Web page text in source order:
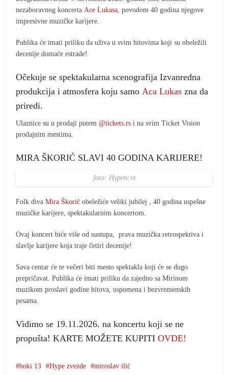
nezaboravnog koncerta Ace Lukasa, povodom 40 godina njegove
impresivne muzičke karijere.
Publika će imati priliku da uživa u svim hitovima koji su obeležili
decenije domaće estrade!
Očekuje se spektakularna scenografija Izvanredna
produkcija i atmosfera koju samoAca Lukas zna da
priredi.
Ulaznice su u prodaji putem@tickets.rs i na svim Ticket Vision
prodajnim mestima.
MIRA ŠKORIĆ SLAVI 40 GODINA KARIJERE!
foto: Hypetv.rs
Folk diva Mira Škorić obeležiće veliki jubilej , 40 godina uspešne
muzičke karijere, spektakularnim koncertom.
Ovaj koncert biće više od nastupa, prava muzička retrospektiva i
slavlje karijere koja traje četiri decenije!
Sava centar će te večeri biti mesto spektakla koji će se dugo
prepričavat. Publika će imati priliku da zajedno sa Mirinom
muzikom proslavi godine hitova, uspomena i bezvremenskih
pesama.
Vidimo se 19.11.2026. na koncertu koji se ne
propušta! KARTE MOŽETE KUPITIOVDE!
boki 13 Hype zvezde miroslav ilić